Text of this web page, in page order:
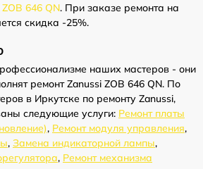
646 QN. При заказе ремонта на
скидка -25%.
наших мастеров - они
ремонт Zanussi ZOB 646 QN. По
в Иркутске по ремонту Zanussi,
следующие услуги: Ремонт платы
, Ремонт модуля управления,
, Замена индикаторной лампы,
, Ремонт механизма